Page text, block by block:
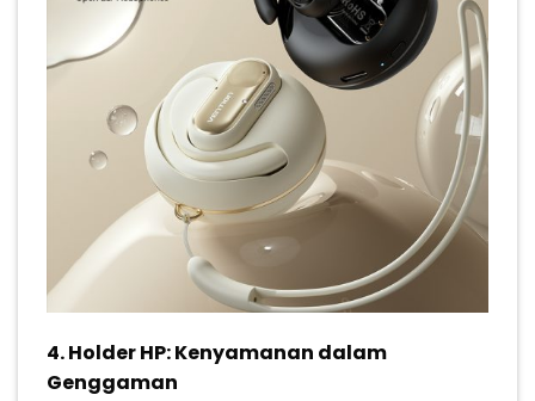
4.Holder HP: Kenyamanan dalam
Genggaman